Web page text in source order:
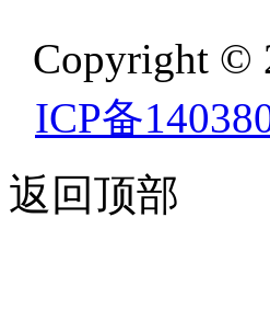
Copyright
ICP备
返回顶部